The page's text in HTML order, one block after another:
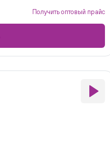
Получить оптовый прайс